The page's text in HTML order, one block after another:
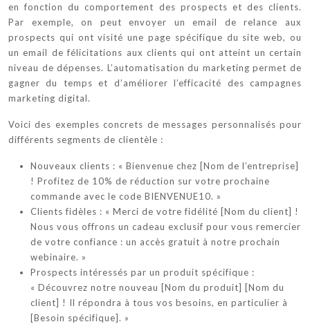
en fonction du comportement des prospects et des clients.
Par exemple, on peut envoyer un email de relance aux
prospects qui ont visité une page spécifique du site web, ou
un email de félicitations aux clients qui ont atteint un certain
niveau de dépenses. L’automatisation du marketing permet de
gagner du temps et d’améliorer l’efficacité des campagnes
marketing digital.
Voici des exemples concrets de messages personnalisés pour
différents segments de clientèle :
Nouveaux clients : « Bienvenue chez [Nom de l’entreprise]
! Profitez de 10% de réduction sur votre prochaine
commande avec le code BIENVENUE10. »
Clients fidèles : « Merci de votre fidélité [Nom du client] !
Nous vous offrons un cadeau exclusif pour vous remercier
de votre confiance : un accès gratuit à notre prochain
webinaire. »
Prospects intéressés par un produit spécifique :
« Découvrez notre nouveau [Nom du produit] [Nom du
client] ! Il répondra à tous vos besoins, en particulier à
[Besoin spécifique]. »